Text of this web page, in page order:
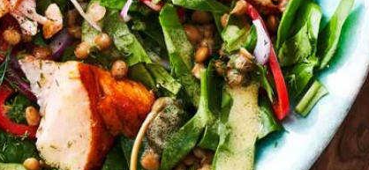
Kies producten